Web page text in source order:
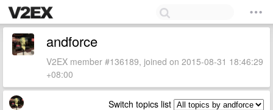
andforce
V2EX member #136189, joined on 2015-08-31 18:46:29
+08:00
Switch topics list